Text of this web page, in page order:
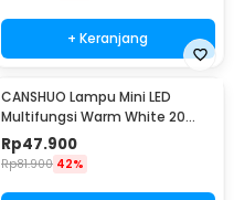
+ Keranjang
CANSHUO Lampu Mini LED
Multifungsi Warm White 20
Lumens 1W 3 PCS - YJ-904
Rp47.900
Rp81.900 42%